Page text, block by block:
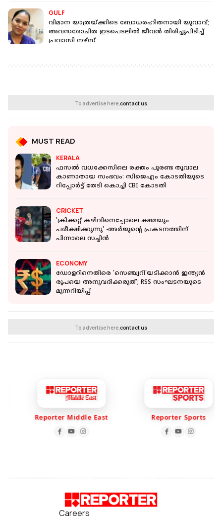
GULF
വിമാന യാത്രയ്ക്കിടെ ബോധരഹിതനായി യുവാവ്;
അവസരോചിത ഇടപെടലിൽ ജീവൻ തിരിച്ചുപിടിച്ച്
പ്രവാസി നഴ്സ്
To advertise here,contact us
MUST READ
KERALA
ഫസല്‍ വധക്കേസിലെ രക്തം പുരണ്ട തൂവാല
കാണാതായ സംഭവം: സിജെഎം കോടതിയുടെ
റിപ്പോര്‍ട്ട് തേടി കൊച്ചി CBI കോടതി
CRICKET
'ക്രിക്കറ്റ് കഴിവിനെപ്പോലെ ക്ഷമയും
പരീക്ഷിക്കുന്നു' -അര്‍ജുന്റെ പ്രകടനത്തിന്
പിന്നാലെ സച്ചിൻ
ECONOMY
ഡോളറിനെതിരെ 'സെഞ്ച്വറി'യടിക്കാൻ ഇന്ത്യൻ
രൂപയെ അനുവദിക്കരുത്'; RSS സംഘടനയുടെ
മുന്നറിയിപ്പ്
To advertise here,contact us
Reporter Middle East Reporter Sports
Careers